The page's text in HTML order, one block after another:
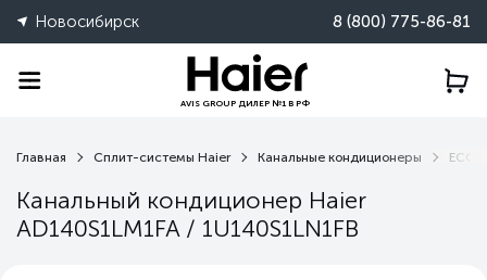
Новосибирск 8 (800) 775-86-81
AVIS GROUP ДИЛЕР №1 В РФ
Главная Сплит-системы Haier Канальные кондиционеры ECO
Канальный кондиционер Haier
AD140S1LM1FA / 1U140S1LN1FB